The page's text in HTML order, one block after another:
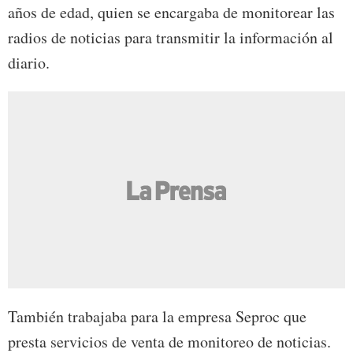
años de edad, quien se encargaba de monitorear las
radios de noticias para transmitir la información al
diario.
También trabajaba para la empresa Seproc que
presta servicios de venta de monitoreo de noticias.